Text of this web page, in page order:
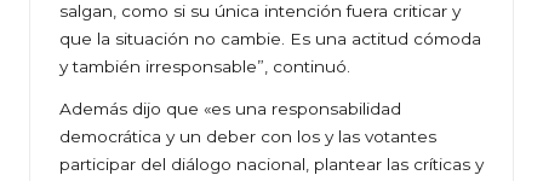
salgan, como si su única intención fuera criticar y
que la situación no cambie. Es una actitud cómoda
y también irresponsable”, continuó.
Además dijo que «es una responsabilidad
democrática y un deber con los y las votantes
participar del diálogo nacional, plantear las críticas y